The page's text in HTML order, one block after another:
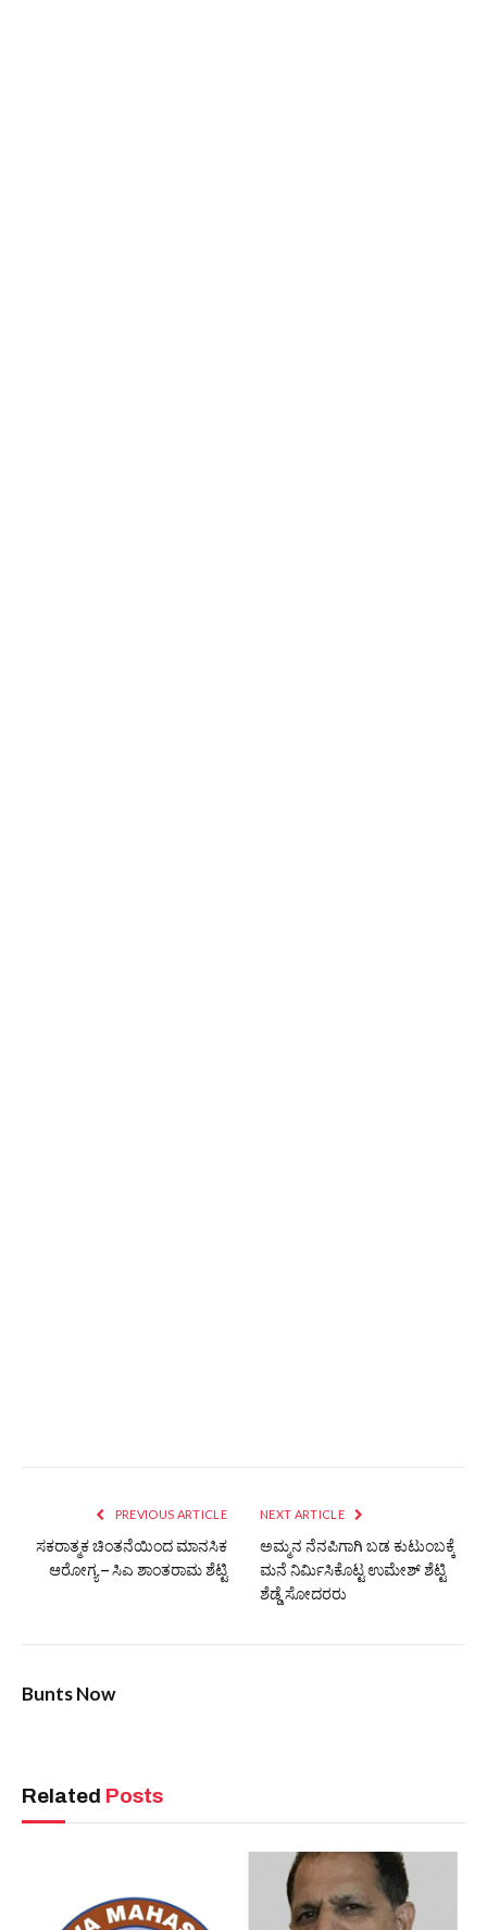
PREVIOUS ARTICLE
ಸಕರಾತ್ಮಕ ಚಿಂತನೆಯಿಂದ ಮಾನಸಿಕ
ಆರೋಗ್ಯ – ಸಿಎ ಶಾಂತರಾಮ ಶೆಟ್ಟಿ
NEXT ARTICLE
ಅಮ್ಮನ ನೆನಪಿಗಾಗಿ ಬಡ ಕುಟುಂಬಕ್ಕೆ
ಮನೆ ನಿರ್ಮಿಸಿಕೊಟ್ಟ ಉಮೇಶ್ ಶೆಟ್ಟಿ
ಶೆಡ್ಡೆ ಸೋದರರು
Bunts Now
Related Posts